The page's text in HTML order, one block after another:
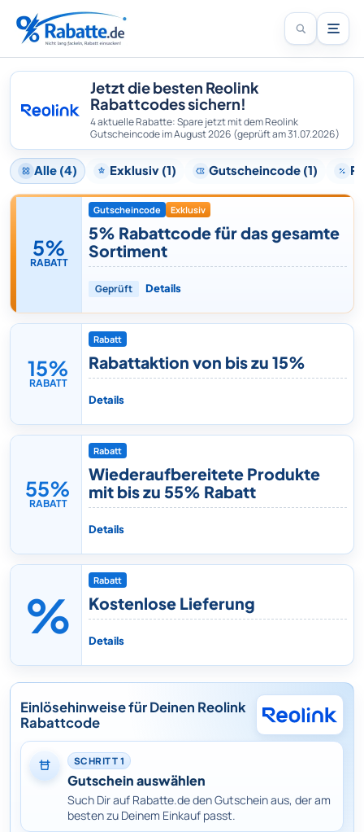
Jetzt die besten Reolink
Rabattcodes sichern!
4 aktuelle Rabatte: Spare jetzt mit dem Reolink
Gutscheincode im August 2026 (geprüft am 31.07.2026)
Alle (4) Exklusiv (1) Gutscheincode (1)
5%
RABATT
Gutscheincode Exklusiv
5% Rabattcode für das gesamte
Sortiment
Geprüft Details
15%
RABATT
Rabatt
Rabattaktion von bis zu 15%
Details
55%
RABATT
Rabatt
Wiederaufbereitete Produkte
mit bis zu 55% Rabatt
Details
%
Rabatt
Kostenlose Lieferung
Details
Einlösehinweise für Deinen Reolink
Rabattcode
SCHRITT 1
Gutschein auswählen
Such Dir auf Rabatte.de den Gutschein aus, der am
besten zu Deinem Einkauf passt.